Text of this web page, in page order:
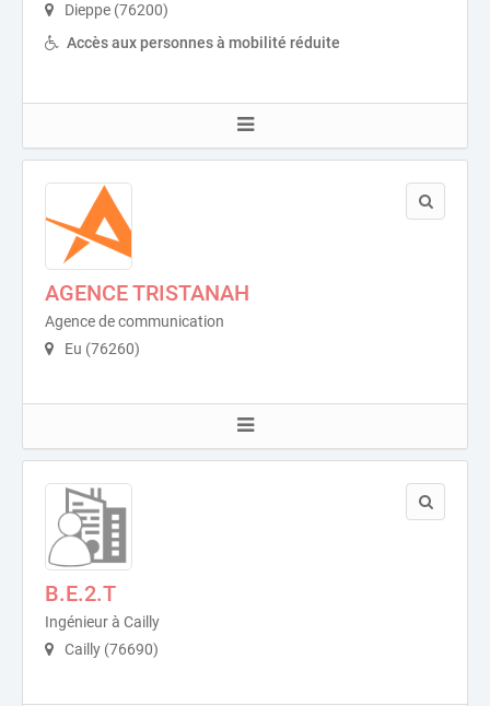
Dieppe (76200)
Accès aux personnes à mobilité réduite
AGENCE TRISTANAH
Agence de communication
Eu (76260)
B.E.2.T
Ingénieur à Cailly
Cailly (76690)